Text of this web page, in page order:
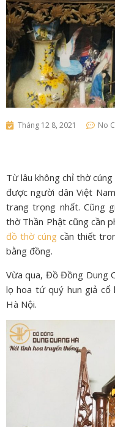
Tháng 12 8, 2021 No
Từ lâu không chỉ thờ
được người dân Việt
trang trọng nhất. Cũng
thờ Thần Phật cũng cần
đồ thờ cúngcần thiết
bằng đồng.
Vừa qua, Đồ Đồng Dung
lọ hoa tứ quý hun giả cổ
Hà Nội.